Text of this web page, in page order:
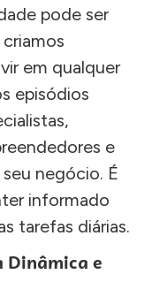
pode ser
em qualquer
episódios
e
negócio. É
informado
tarefas diárias.
Dinâmica e